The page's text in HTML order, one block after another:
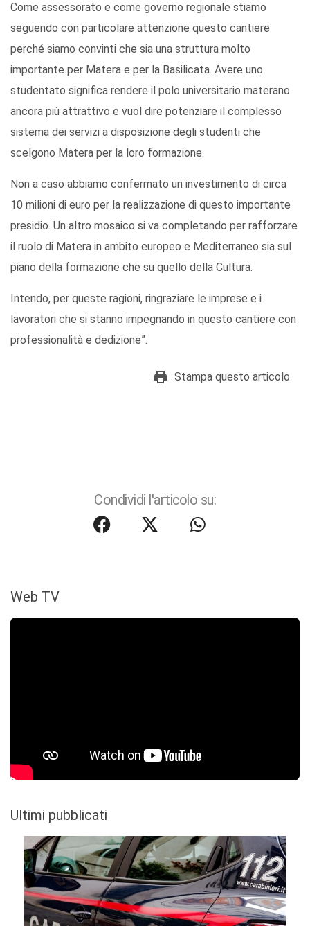
Come assessorato e come governo regionale stiamo
seguendo con particolare attenzione questo cantiere
perché siamo convinti che sia una struttura molto
importante per Matera e per la Basilicata. Avere uno
studentato significa rendere il polo universitario materano
ancora più attrattivo e vuol dire potenziare il complesso
sistema dei servizi a disposizione degli studenti che
scelgono Matera per la loro formazione.
Non a caso abbiamo confermato un investimento di circa
10 milioni di euro per la realizzazione di questo importante
presidio. Un altro mosaico si va completando per rafforzare
il ruolo di Matera in ambito europeo e Mediterraneo sia sul
piano della formazione che su quello della Cultura.
Intendo, per queste ragioni, ringraziare le imprese e i
lavoratori che si stanno impegnando in questo cantiere con
professionalità e dedizione”.
Stampa questo articolo
Condividi l'articolo su:
Web TV
Ultimi pubblicati